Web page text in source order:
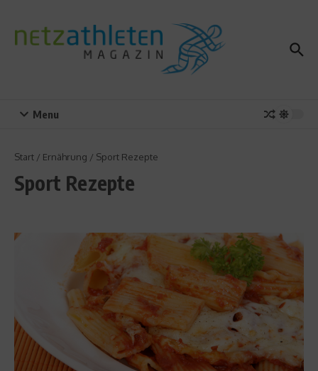
Menu
Start / Ernährung / Sport Rezepte
Sport Rezepte